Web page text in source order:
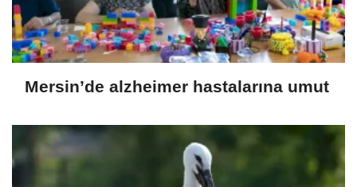
Mersin’de alzheimer hastalarına umut